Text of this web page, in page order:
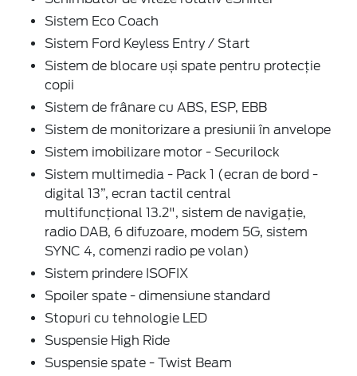
Sistem Eco Coach
Sistem Ford Keyless Entry / Start
Sistem de blocare uși spate pentru protecție
copii
Sistem de frânare cu ABS, ESP, EBB
Sistem de monitorizare a presiunii în anvelope
Sistem imobilizare motor - Securilock
Sistem multimedia - Pack 1 (ecran de bord -
digital 13”, ecran tactil central
multifuncțional 13.2", sistem de navigație,
radio DAB, 6 difuzoare, modem 5G, sistem
SYNC 4, comenzi radio pe volan)
Sistem prindere ISOFIX
Spoiler spate - dimensiune standard
Stopuri cu tehnologie LED
Suspensie High Ride
Suspensie spate - Twist Beam